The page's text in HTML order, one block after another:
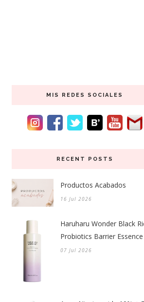
MIS REDES SOCIALES
RECENT POSTS
Productos Acabados
16 Jul 2026
Haruharu Wonder Black
Probiotics Barrier Essence
07 Jul 2026